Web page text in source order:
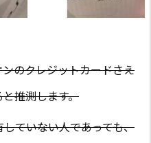
のクレジットカードさえ
推測します。
ていない人であっても、